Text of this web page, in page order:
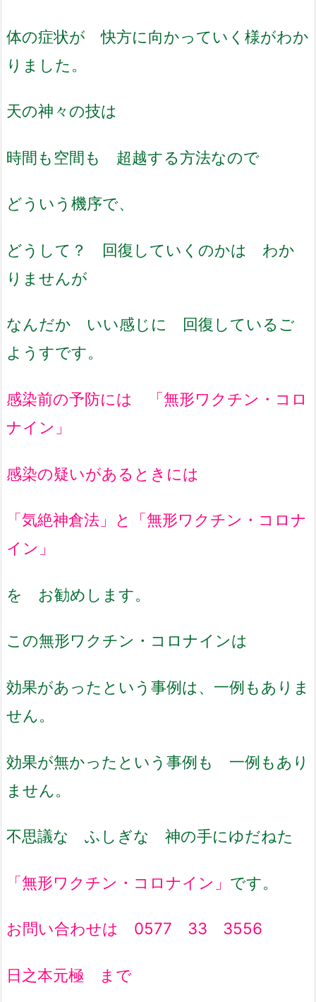
体の症状が 快方に向かっていく様がわか
りました。
天の神々の技は
時間も空間も 超越する方法なので
どういう機序で、
どうして？ 回復していくのかは わか
りませんが
なんだか いい感じに 回復しているご
ようすです。
感染前の予防には 「無形ワクチン・コロ
ナイン」
感染の疑いがあるときには
「気絶神倉法」と「無形ワクチン・コロナ
イン」
を お勧めします。
この無形ワクチン・コロナインは
効果があったという事例は、一例もありま
せん。
効果が無かったという事例も 一例もあり
ません。
不思議な ふしぎな 神の手にゆだねた
「無形ワクチン・コロナイン」 です。
お問い合わせは 0577 33 3556
日之本元極 まで